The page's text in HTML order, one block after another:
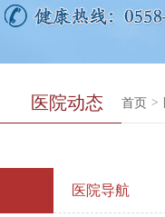
医院动态 首页 >
医院导航